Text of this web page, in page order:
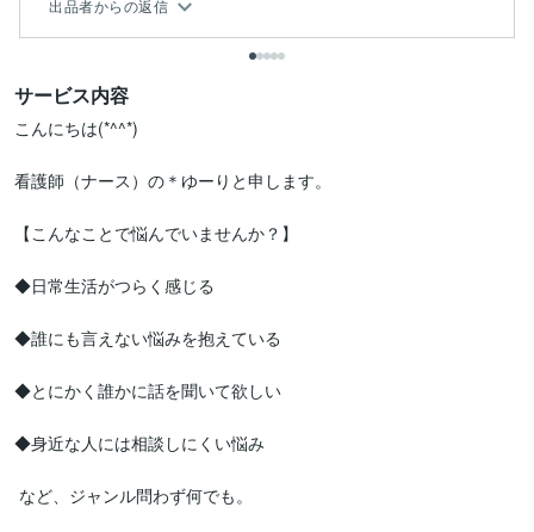
出品者からの返信
サービス内容
こんにちは(*^^*)
看護師（ナース）の＊ゆーりと申します。
【こんなことで悩んでいませんか？】
◆日常生活がつらく感じる
◆誰にも言えない悩みを抱えている
◆とにかく誰かに話を聞いて欲しい
◆身近な人には相談しにくい悩み